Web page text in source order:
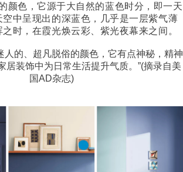
颜色，它源于大自然的蓝色时分，即一天
空中呈现出的深蓝色，几乎是一层紫气薄
时，在霞光焕云彩、紫光夜幕来之间。
人的、超凡脱俗的颜色，它有点神秘，精神
居装饰中为日常生活提升气质。”(摘录自美
国AD杂志)